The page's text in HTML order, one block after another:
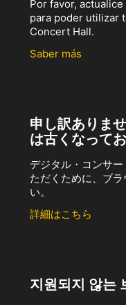
Por favor,
para poder utilizar
Concert Hall.
Saber más
申し訳ありま
は古くなって
デジタル・コンサ
ただくために、ブ
い。
詳細はこちら
지원되지 않는